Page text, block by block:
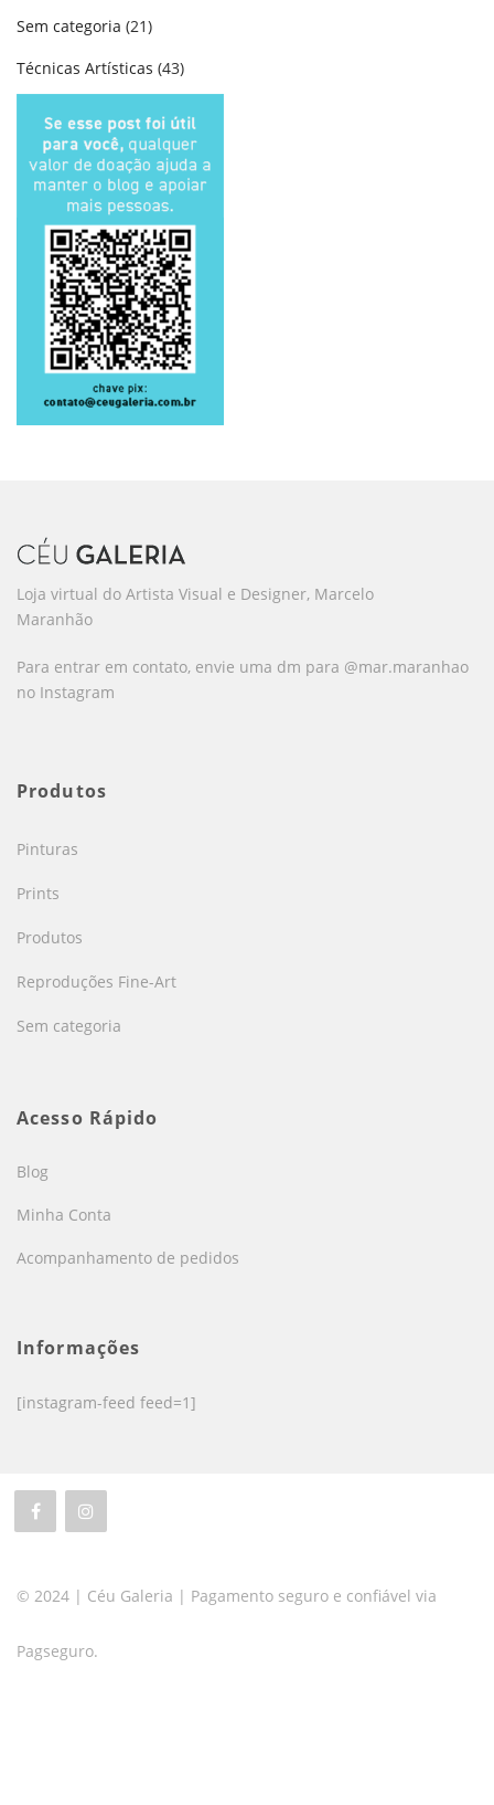
Sem categoria (21)
Técnicas Artísticas (43)
Loja virtual do Artista Visual e Designer, Marcelo
Maranhão
Para entrar em contato, envie uma dm para @mar.maranhao
no Instagram
Produtos
Pinturas
Prints
Produtos
Reproduções Fine-Art
Sem categoria
Acesso Rápido
Blog
Minha Conta
Acompanhamento de pedidos
Informações
[instagram-feed feed=1]
© 2024 | Céu Galeria | Pagamento seguro e confiável via
Pagseguro.